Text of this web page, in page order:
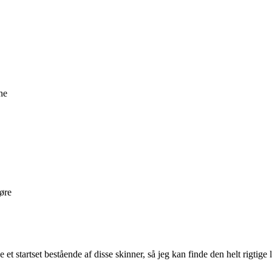
startset bestående af disse skinner, så jeg kan finde den helt rigtige